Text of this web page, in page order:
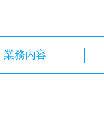
業務内容